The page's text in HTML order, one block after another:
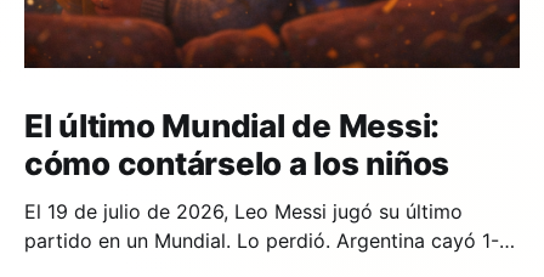
El último Mundial de Messi:
cómo contárselo a los niños
El 19 de julio de 2026, Leo Messi jugó su último
partido en un Mundial. Lo perdió. Argentina cayó 1-0